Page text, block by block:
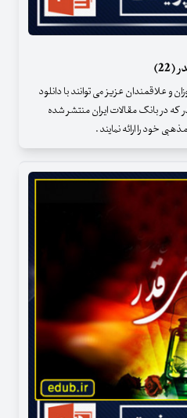
و علاقمندان عزیز می توانند با دانلود
که در بانک مقالات ایران منتشر شده
خود را ارائه نمایند .